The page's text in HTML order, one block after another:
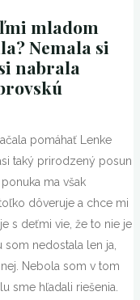
mladom
Nemala si
nabrala
pomáhať Lenke
taký prirodzený posun
ma však
dôveruje a chce mi
s deťmi vie, že to nie je
som nedostala len ja,
Nebola som v tom
sme hľadali riešenia.